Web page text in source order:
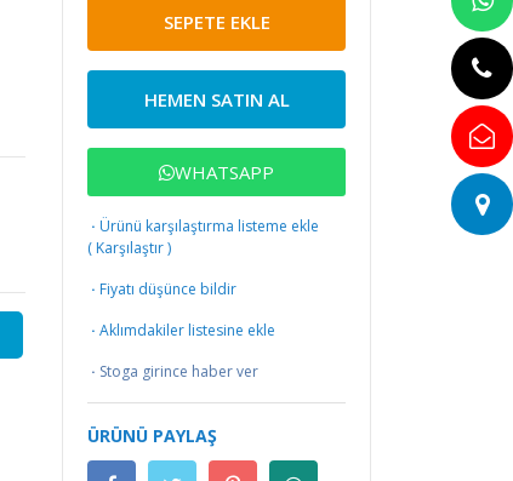
SEPETE EKLE
HEMEN SATIN AL
WHATSAPP
· Ürünü karşılaştırma listeme ekle
( Karşılaştır)
· Fiyatı düşünce bildir
· Aklımdakiler listesine ekle
· Stoga girince haber ver
ÜRÜNÜ PAYLAŞ